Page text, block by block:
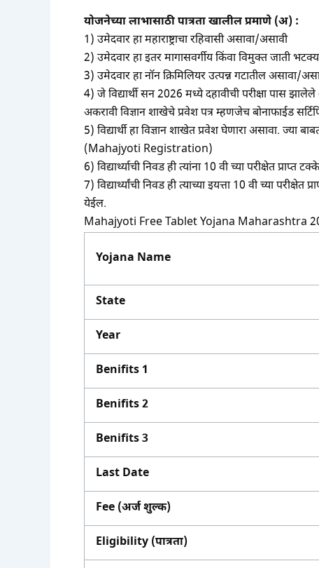
योजनेच्या लाभासाठी पात्रता खालील प्रमाणे (अ) :
1) उमेदवार हा महाराष्ट्राचा रहिवासी असावा/असावी
2) उमेदवार हा इतर मागासवर्गीय किंवा विमुक्त जाती
3) उमेदवार हा नॉन क्रिमिलियर उत्पन्न गटातील असावा/
4) जे विद्यार्थी सन 2026 मध्ये दहावीची परीक्षा पास झालेले
अकरावी विज्ञान शाखेचे प्रवेश पत्र म्हणजेच बोनाफाईड
5) विद्यार्थी हा विज्ञान शाखेत प्रवेश घेणारा असावा.
(Mahajyoti Registration)
6) विद्यार्थ्याची निवड ही त्यांना 10 वी च्या परीक्षेत
7) विद्यार्थ्यांची निवड ही त्याच्या इयत्ता 10 वी च्या
येईल.
Mahajyoti Free Tablet Yojana Maharashtra
Yojana Name
State
Year
Benifits 1
Benifits 2
Benifits 3
Last Date
Fee (अर्ज शुल्क)
Eligibility (पात्रता)